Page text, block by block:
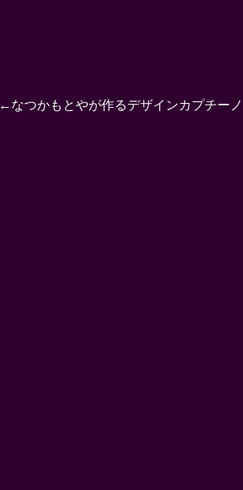
←なつかもとやが作るデザインカプチー